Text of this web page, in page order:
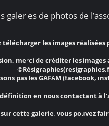
galeries de photos de
télécharger les images réalisées
merci de créditer les
pas les GAFAM (facebook,
en nous contactant à
cette galerie, vous pouvez